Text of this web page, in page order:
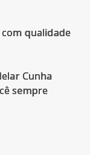
qualidade
Cunha
sempre